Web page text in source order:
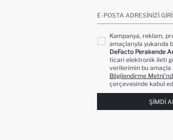
E-POSTA ADRESINIZI
Kampanya, reklam,
amaçlarıyla
DeFacto Perakende
ticari elektronik ileti
verilerimin bu amaçla
Bilgilendirme
çerçevesinde kabul
ŞIMDI